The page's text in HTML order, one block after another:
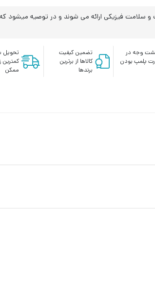
سلامت فیزیکی ارائه می شوند و در توصیه میشود که
وجه در
پلمپ بودن
تضمین کیفیت
کالاها از برترین
برندها
تحویل
کمترین
ممکن